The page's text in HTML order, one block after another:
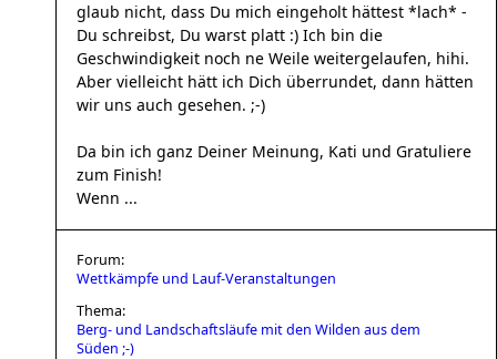
glaub nicht, dass Du mich eingeholt hättest *lach* -
Du schreibst, Du warst platt :) Ich bin die
Geschwindigkeit noch ne Weile weitergelaufen, hihi.
Aber vielleicht hätt ich Dich überrundet, dann hätten
wir uns auch gesehen. ;-)
Da bin ich ganz Deiner Meinung, Kati und Gratuliere
zum Finish!
Wenn ...
Forum:
Wettkämpfe und Lauf-Veranstaltungen
Thema:
Berg- und Landschaftsläufe mit den Wilden aus dem
Süden ;-)